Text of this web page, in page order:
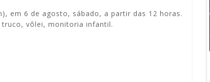
em 6 de agosto, sábado, a partir das 12 horas.
vôlei, monitoria infantil.